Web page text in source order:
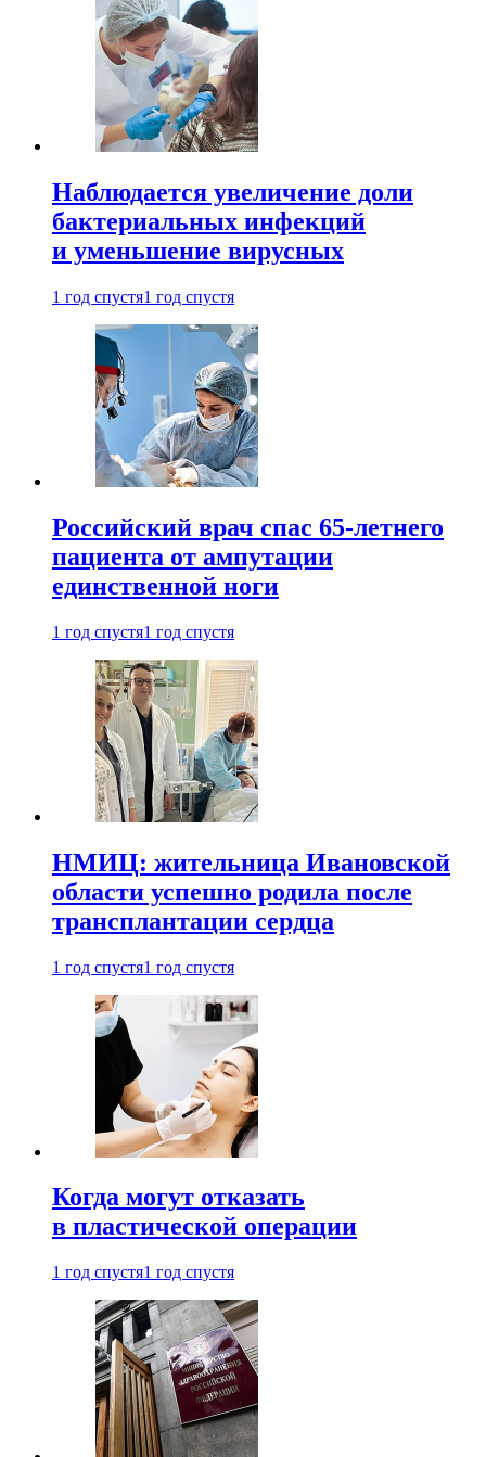
Наблюдается увеличение доли
бактериальных инфекций
и уменьшение вирусных
1 год спустя1 год спустя
Российский врач спас 65-летнего
пациента от ампутации
единственной ноги
1 год спустя1 год спустя
НМИЦ: жительница Ивановской
области успешно родила после
трансплантации сердца
1 год спустя1 год спустя
Когда могут отказать
в пластической операции
1 год спустя1 год спустя